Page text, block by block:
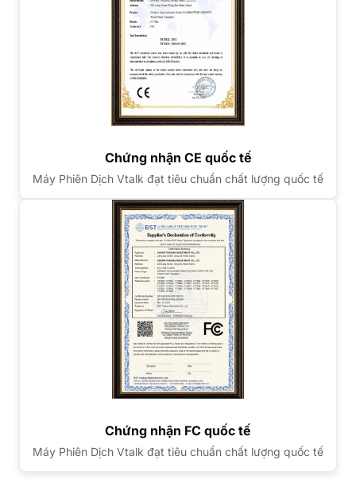
Chứng nhận CE quốc tế
Máy Phiên Dịch Vtalk đạt tiêu chuẩn chất lượng quốc tế
Chứng nhận FC quốc tế
Máy Phiên Dịch Vtalk đạt tiêu chuẩn chất lượng quốc tế